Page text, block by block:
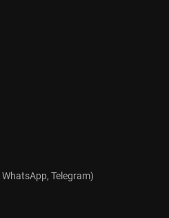
Telegram)